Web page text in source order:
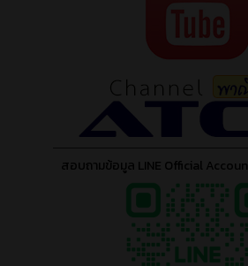
สอบถามข้อมูล LINE Official